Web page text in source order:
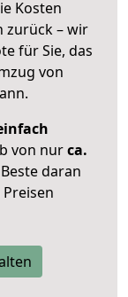
Kosten
zurück – wir
für Sie, das
von
von nurca.
daran